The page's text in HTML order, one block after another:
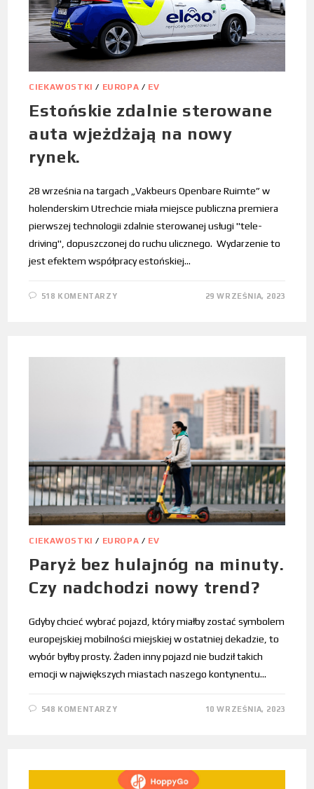
CIEKAWOSTKI / EUROPA / EV
Estońskie zdalnie sterowane
auta wjeżdżają na nowy
rynek.
28 września na targach „Vakbeurs Openbare Ruimte” w
holenderskim Utrechcie miała miejsce publiczna premiera
pierwszej technologii zdalnie sterowanej usługi "tele-
driving", dopuszczonej do ruchu ulicznego. Wydarzenie to
jest efektem współpracy estońskiej…
518 KOMENTARZY 29 WRZEŚNIA, 2023
CIEKAWOSTKI / EUROPA / EV
Paryż bez hulajnóg na minuty.
Czy nadchodzi nowy trend?
Gdyby chcieć wybrać pojazd, który miałby zostać symbolem
europejskiej mobilności miejskiej w ostatniej dekadzie, to
wybór byłby prosty. Żaden inny pojazd nie budził takich
emocji w największych miastach naszego kontynentu…
548 KOMENTARZY 10 WRZEŚNIA, 2023